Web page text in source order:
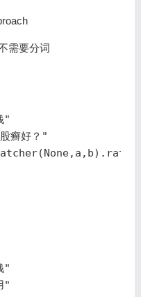
需要分词
"
癣好？"
"
"